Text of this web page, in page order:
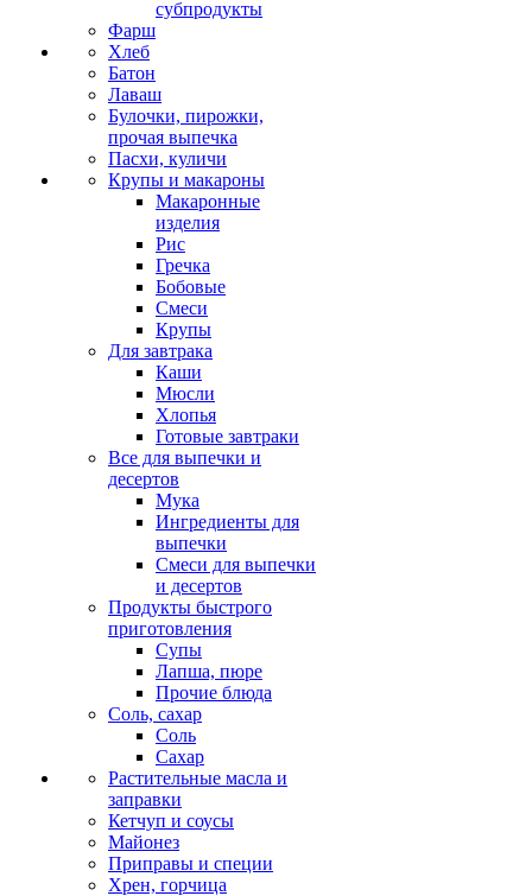
субпродукты
Фарш
Хлеб
Батон
Лаваш
Булочки, пирожки,
прочая выпечка
Пасхи, куличи
Крупы и макароны
Макаронные
изделия
Рис
Гречка
Бобовые
Смеси
Крупы
Для завтрака
Каши
Мюсли
Хлопья
Готовые завтраки
Все для выпечки и
десертов
Мука
Ингредиенты для
выпечки
Смеси для выпечки
и десертов
Продукты быстрого
приготовления
Супы
Лапша, пюре
Прочие блюда
Соль, сахар
Соль
Сахар
Растительные масла и
заправки
Кетчуп и соусы
Майонез
Приправы и специи
Хрен, горчица